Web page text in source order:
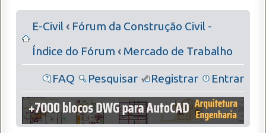
E-Civil‹ Fórum da Construção Civil -
Índice do Fórum ‹ Mercado de Trabalho
FAQ Pesquisar Registrar Entrar